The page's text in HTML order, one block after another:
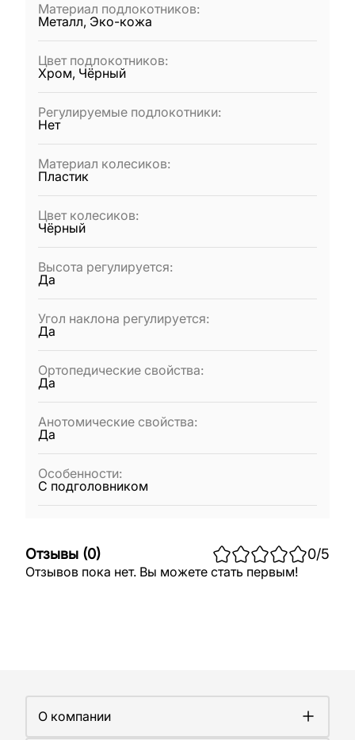
Материал подлокотников:
Металл, Эко-кожа
Цвет подлокотников:
Хром, Чёрный
Регулируемые подлокотники:
Нет
Материал колесиков:
Пластик
Цвет колесиков:
Чёрный
Высота регулируется:
Да
Угол наклона регулируется:
Да
Ортопедические свойства:
Да
Анотомические свойства:
Да
Особенности:
С подголовником
Отзывы (0) 0/5
Отзывов пока нет. Вы можете стать первым!
О компании